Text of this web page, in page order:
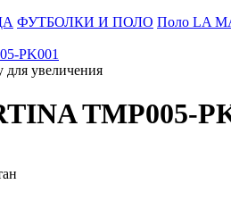
ФУТБОЛКИ И ПОЛО Поло LA
для увеличения
TMP005-